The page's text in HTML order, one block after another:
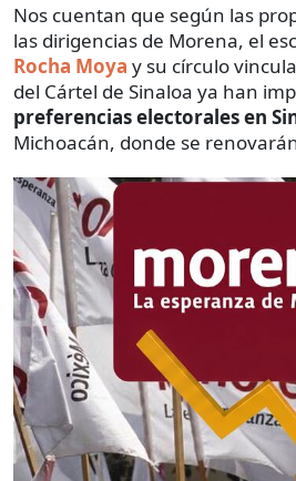
Nos cuentan que según las
las dirigencias de Morena, el
Rocha Moya y su círculo
del Cártel de Sinaloa ya han
preferencias electorales en
Michoacán, donde se